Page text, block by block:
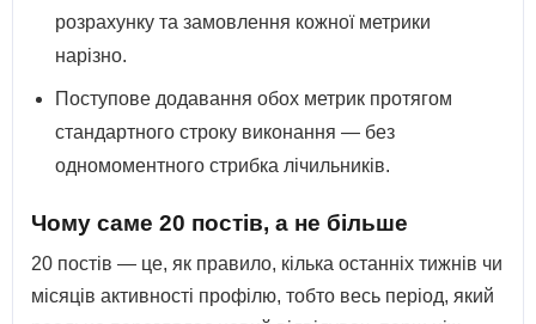
розрахунку та замовлення кожної метрики
нарізно.
Поступове додавання обох метрик протягом
стандартного строку виконання — без
одномоментного стрибка лічильників.
Чому саме 20 постів, а не більше
20 постів — це, як правило, кілька останніх тижнів чи
місяців активності профілю, тобто весь період, який